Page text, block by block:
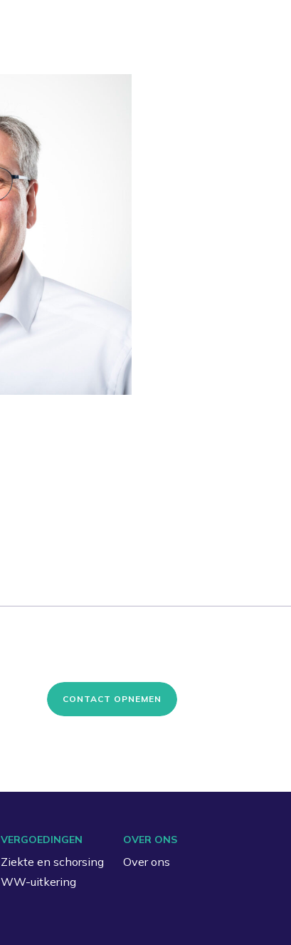
CONTACT OPNEMEN
VERGOEDINGEN
Ziekte en schorsing
WW-uitkering
OVER ONS
Over ons